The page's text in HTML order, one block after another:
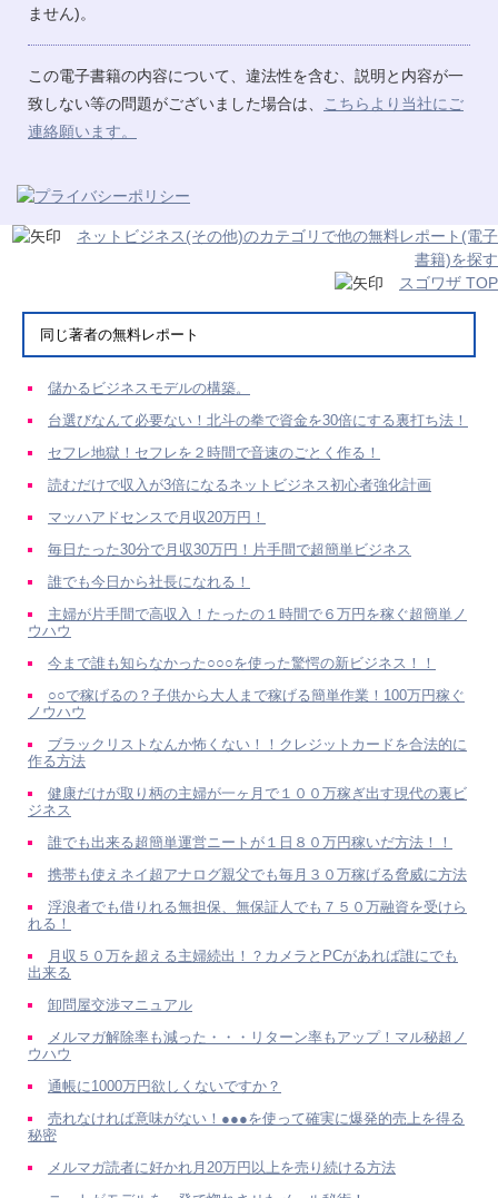
ません)。
この電子書籍の内容について、違法性を含む、説明と内容が一
致しない等の問題がございました場合は、
こちらより当社にご
連絡願います。
ネットビジネス(その他)のカテゴリで他の無料レポート(電子
書籍)を探す
スゴワザ TOP
同じ著者の無料レポート
儲かるビジネスモデルの構築。
台選びなんて必要ない！北斗の拳で資金を30倍にする裏打ち法！
セフレ地獄！セフレを２時間で音速のごとく作る！
読むだけで収入が3倍になるネットビジネス初心者強化計画
マッハアドセンスで月収20万円！
毎日たった30分で月収30万円！片手間で超簡単ビジネス
誰でも今日から社長になれる！
主婦が片手間で高収入！たったの１時間で６万円を稼ぐ超簡単ノ
ウハウ
今まで誰も知らなかった○○○を使った驚愕の新ビジネス！！
○○で稼げるの？子供から大人まで稼げる簡単作業！100万円稼ぐ
ノウハウ
ブラックリストなんか怖くない！！クレジットカードを合法的に
作る方法
健康だけが取り柄の主婦が一ヶ月で１００万稼ぎ出す現代の裏ビ
ジネス
誰でも出来る超簡単運営ニートが１日８０万円稼いだ方法！！
携帯も使えネイ超アナログ親父でも毎月３０万稼げる脅威に方法
浮浪者でも借りれる無担保、無保証人でも７５０万融資を受けら
れる！
月収５０万を超える主婦続出！？カメラとPCがあれば誰にでも
出来る
卸問屋交渉マニュアル
メルマガ解除率も減った・・・リターン率もアップ！マル秘超ノ
ウハウ
通帳に1000万円欲しくないですか？
売れなければ意味がない！●●●を使って確実に爆発的売上を得る
秘密
メルマガ読者に好かれ月20万円以上を売り続ける方法